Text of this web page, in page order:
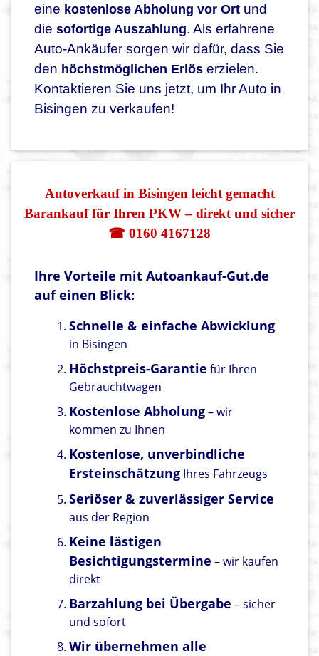
eine kostenlose Abholung vor Ort und
die sofortige Auszahlung. Als erfahrene
Auto-Ankäufer sorgen wir dafür, dass Sie
den höchstmöglichen Erlös erzielen.
Kontaktieren Sie uns jetzt, um Ihr Auto in
Bisingen zu verkaufen!
Autoverkauf in Bisingen leicht gemacht
Barankauf für Ihren PKW – direkt und sicher
☎ 0160 4167128
Ihre Vorteile mit Autoankauf-Gut.de
auf einen Blick:
Schnelle & einfache Abwicklung
in Bisingen
Höchstpreis-Garantie für Ihren
Gebrauchtwagen
Kostenlose Abholung– wir
kommen zu Ihnen
Kostenlose, unverbindliche
Ersteinschätzung Ihres Fahrzeugs
Seriöser & zuverlässiger Service
aus der Region
Keine lästigen
Besichtigungstermine – wir kaufen
direkt
Barzahlung bei Übergabe – sicher
und sofort
Wir übernehmen alle